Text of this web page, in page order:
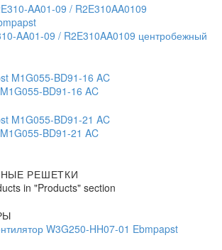
AA01-09 / R2E310AA0109 центробежный
BD91-16 AC
BD91-21 AC
РЕШЕТКИ
in "Products" section